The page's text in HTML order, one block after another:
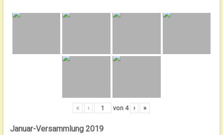
« ‹ von 4 › »
Januar-Versammlung 2019